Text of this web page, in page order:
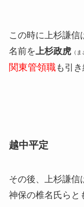
この時に上杉謙信
名前を 上杉政虎（ま
関東管領職も引き
越中平定
その後、上杉謙信
神保の椎名氏らと